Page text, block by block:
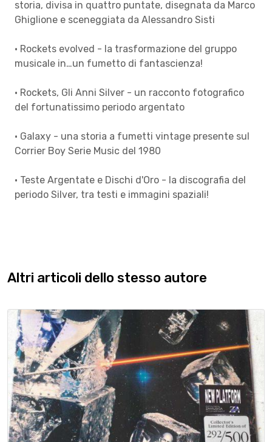
storia, divisa in quattro puntate, disegnata da Marco
Ghiglione e sceneggiata da Alessandro Sisti
• Rockets evolved - la trasformazione del gruppo
musicale in…un fumetto di fantascienza!
• Rockets, Gli Anni Silver - un racconto fotografico
del fortunatissimo periodo argentato
• Galaxy - una storia a fumetti vintage presente sul
Corrier Boy Serie Music del 1980
• Teste Argentate e Dischi d'Oro - la discografia del
periodo Silver, tra testi e immagini spaziali!
Altri articoli dello stesso autore